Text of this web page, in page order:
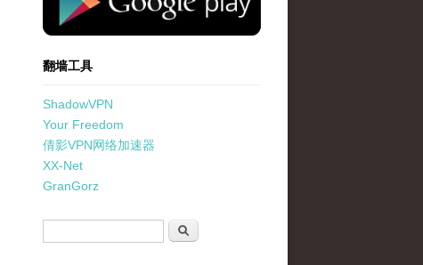
翻墙工具
ShadowVPN
Your Freedom
倩影VPN网络加速器
XX-Net
GranGorz
搜索